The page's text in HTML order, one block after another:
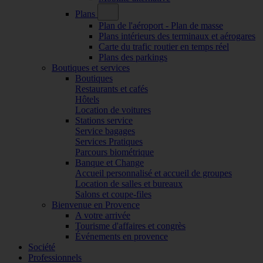
Plans
Plan de l'aéroport - Plan de masse
Plans intérieurs des terminaux et aérogares
Carte du trafic routier en temps réel
Plans des parkings
Boutiques et services
Boutiques
Restaurants et cafés
Hôtels
Location de voitures
Stations service
Service bagages
Services Pratiques
Parcours biométrique
Banque et Change
Accueil personnalisé et accueil de groupes
Location de salles et bureaux
Salons et coupe-files
Bienvenue en Provence
A votre arrivée
Tourisme d'affaires et congrès
Événements en provence
Société
Professionnels